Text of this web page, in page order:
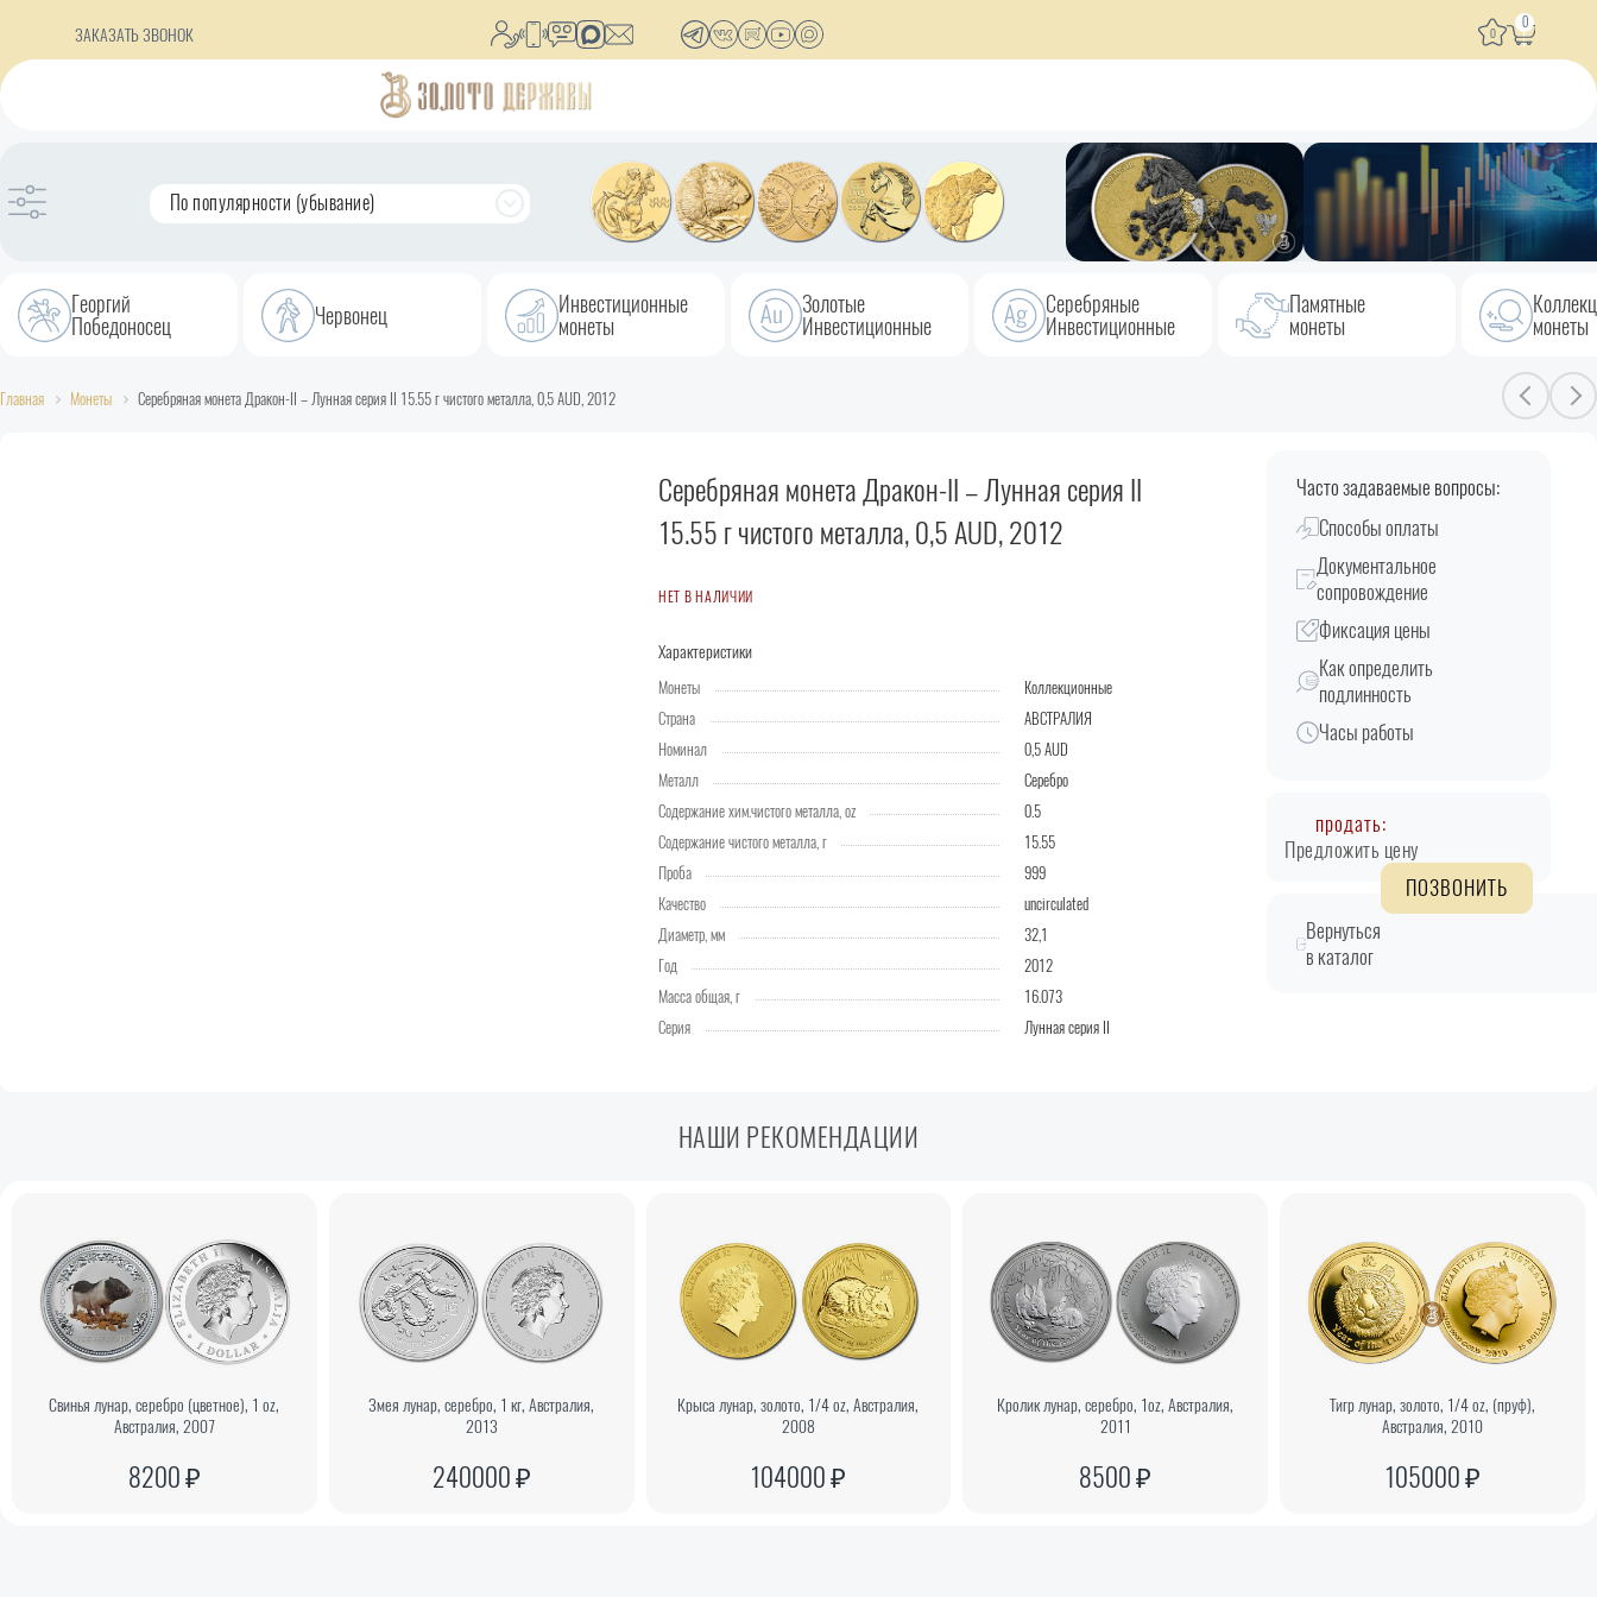
ЗАКАЗАТЬ ЗВОНОК 0
0
По популярности (убывание)
Георгий
Победоносец Червонец Инвестиционные
монеты
Золотые
Инвестиционные
Серебряные
Инвестиционные
Памятные
монеты монеты
Главная Монеты Серебряная монета Дракон-II – Лунная серия II 15.55 г чистого металла, 0,5 AUD, 2012
Серебряная монета Дракон-II – Лунная серия II
15.55 г чистого металла, 0,5 AUD, 2012
НЕТ В НАЛИЧИИ
Характеристики
Монеты
Коллекционные
Страна
АВСТРАЛИЯ
Номинал
0,5 AUD
Металл
Серебро
Содержание хим.чистого металла, oz
0.5
Содержание чистого металла, г
15.55
Проба
999
Качество
uncirculated
Диаметр, мм
32,1
Год
2012
Масса общая, г
16.073
Серия
Лунная серия II
Часто задаваемые вопросы:
Способы оплаты
Документальное
сопровождение
Фиксация цены
Как определить
подлинность
Часы работы
продать:
Предложить цену
ПОЗВОНИТЬ
Вернуться
в каталог
НАШИ РЕКОМЕНДАЦИИ
Свинья лунар, серебро (цветное), 1 oz,
Австралия, 2007
8200 ₽
Змея лунар, серебро, 1 кг, Австралия,
2013
240000 ₽
Крыса лунар, золото, 1/4 oz, Австралия,
2008
104000 ₽
Кролик лунар, серебро, 1oz, Австралия,
2011
8500 ₽
Тигр лунар, золото, 1/4 oz, (пруф),
Австралия, 2010
105000 ₽